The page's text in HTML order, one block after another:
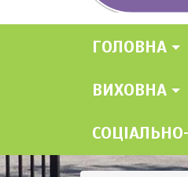
ГОЛОВНА
ВИХОВНА